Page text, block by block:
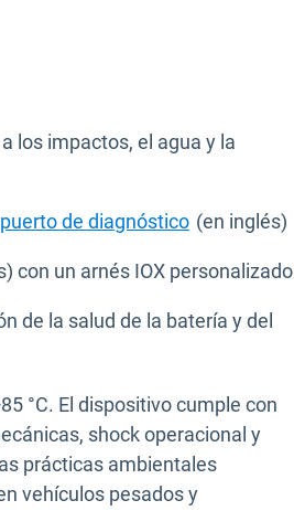
los impactos, el agua y la
puerto de diagnóstico (en inglés)
con un arnés IOX personalizado
de la salud de la batería y del
°C. El dispositivo cumple con
shock operacional y
prácticas ambientales
vehículos pesados y